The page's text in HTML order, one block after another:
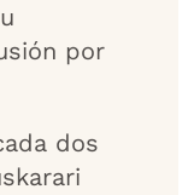
por
dos